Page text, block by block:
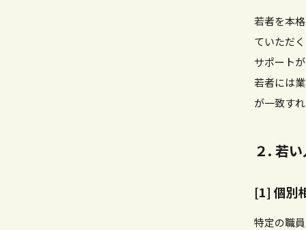
若者を本
ていただ
サポート
若者には
が一致す
２. 若
[1] 個別
特定の職